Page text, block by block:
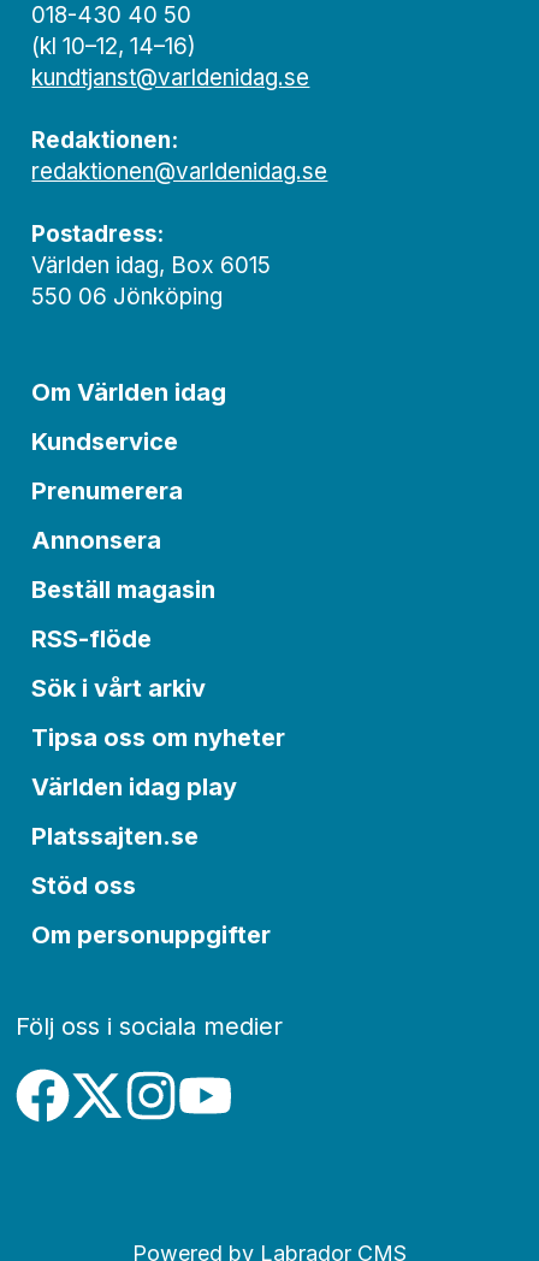
018-430 40 50
(kl 10–12, 14–16)
kundtjanst@varldenidag.se
Redaktionen:
redaktionen@varldenidag.se
Postadress:
Världen idag, Box 6015
550 06 Jönköping
Om Världen idag
Kundservice
Prenumerera
Annonsera
Beställ magasin
RSS-flöde
Sök i vårt arkiv
Tipsa oss om nyheter
Världen idag play
Platssajten.se
Stöd oss
Om personuppgifter
Följ oss i sociala medier
Powered by Labrador CMS